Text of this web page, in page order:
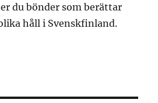
du bönder som berättar
håll i Svenskfinland.